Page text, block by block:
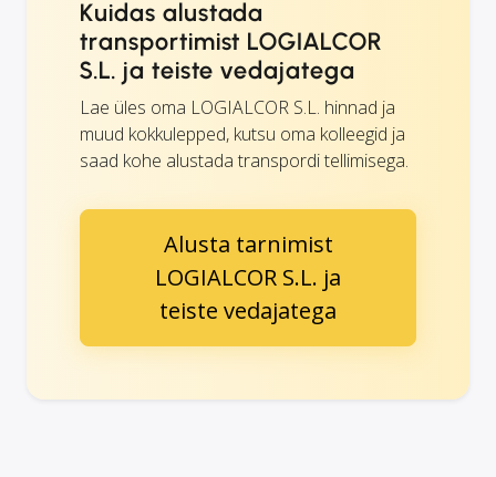
Kuidas alustada
transportimist LOGIALCOR
S.L. ja teiste vedajatega
Lae üles oma LOGIALCOR S.L. hinnad ja
muud kokkulepped, kutsu oma kolleegid ja
saad kohe alustada transpordi tellimisega.
Alusta tarnimist
LOGIALCOR S.L. ja
teiste vedajatega